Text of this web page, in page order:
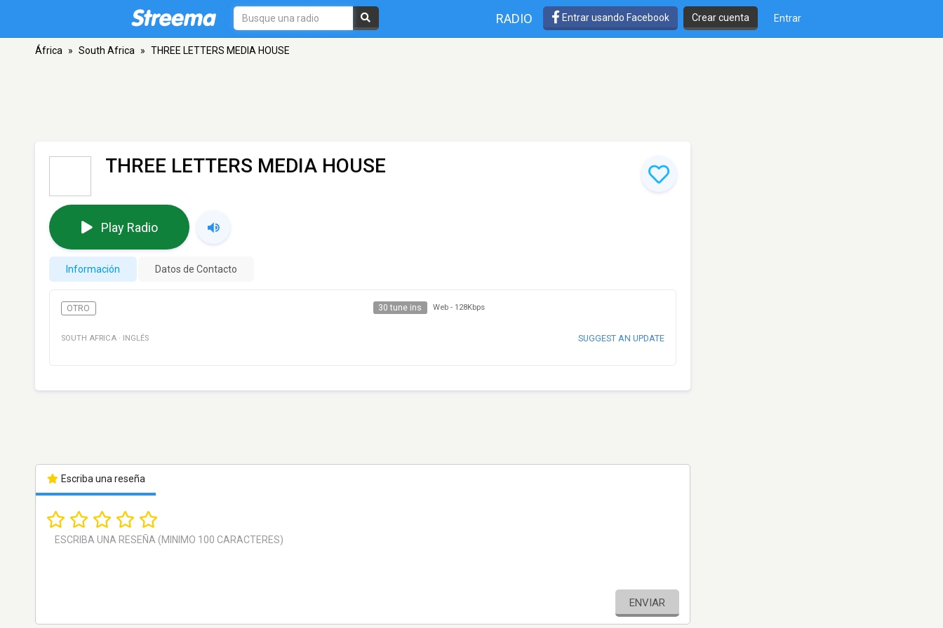
RADIO Entrar usando Facebook Crear cuenta Entrar
África » South Africa » THREE LETTERS MEDIA HOUSE
THREE LETTERS MEDIA HOUSE
Play Radio
Información Datos de Contacto
OTRO 30 tune ins Web - 128Kbps
SOUTH AFRICA · INGLÉS SUGGEST AN UPDATE
Escriba una reseña
ENVIAR